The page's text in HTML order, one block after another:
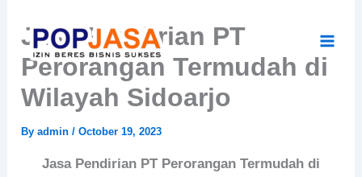
content
Jasa Pendirian PT
Perorangan Termudah di
Wilayah Sidoarjo
Byadmin/October 19, 2023
Jasa Pendirian PT Perorangan Termudah di